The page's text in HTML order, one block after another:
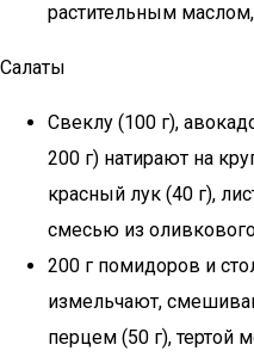
растительным
Салаты
Свеклу (100 г),
200 г) натирают на
красный лук (40 г),
смесью из
200 г помидоров и
измельчают,
перцем (50 г), тертой